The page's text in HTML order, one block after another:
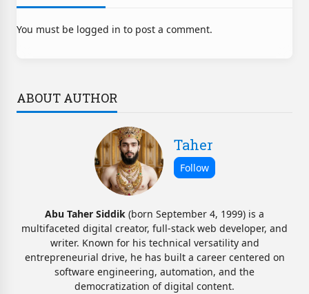
You must be logged in to post a comment.
ABOUT AUTHOR
Taher
Abu Taher Siddik (born September 4, 1999) is a
multifaceted digital creator, full-stack web developer, and
writer. Known for his technical versatility and
entrepreneurial drive, he has built a career centered on
software engineering, automation, and the
democratization of digital content.